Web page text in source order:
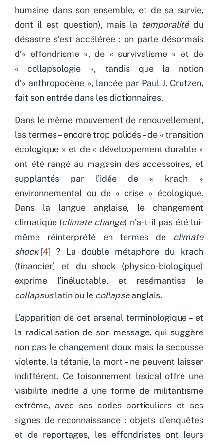
humaine dans son ensemble, et de sa survie,
dont il est question), mais la temporalitédu
désastre s’est accélérée : on parle désormais
d’« effondrisme », de « survivalisme » et de
« collapsologie », tandis que la notion
d’« anthropocène », lancée par Paul J. Crutzen,
fait son entrée dans les dictionnaires.
Dans le même mouvement de renouvellement,
les termes – encore trop policés – de « transition
écologique » et de « développement durable »
ont été rangé au magasin des accessoires, et
supplantés par l’idée de « krach »
environnemental ou de « crise » écologique.
Dans la langue anglaise, le changement
climatique (climate change) n’a-t-il pas été lui-
même réinterprété en termes de climate
shock 4
? La double métaphore du krach
(financier) et du shock (physico-biologique)
exprime l’inéluctable, et resémantise le
collapsuslatin ou le collapseanglais.
L’apparition de cet arsenal terminologique – et
la radicalisation de son message, qui suggère
non pas le changement doux mais la secousse
violente, la tétanie, la mort – ne peuvent laisser
indifférent. Ce foisonnement lexical offre une
visibilité inédite à une forme de militantisme
extrême, avec ses codes particuliers et ses
signes de reconnaissance : objets d’enquêtes
et de reportages, les effondristes ont leurs